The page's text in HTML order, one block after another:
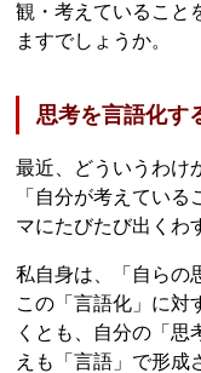
観・考えていること
ますでしょうか。
思考を言語化す
最近、どういうわけ
「自分が考えてい
マにたびたび出くわ
私自身は、「自らの
この「言語化」に対
くとも、自分の「思
えも「言語」で形成